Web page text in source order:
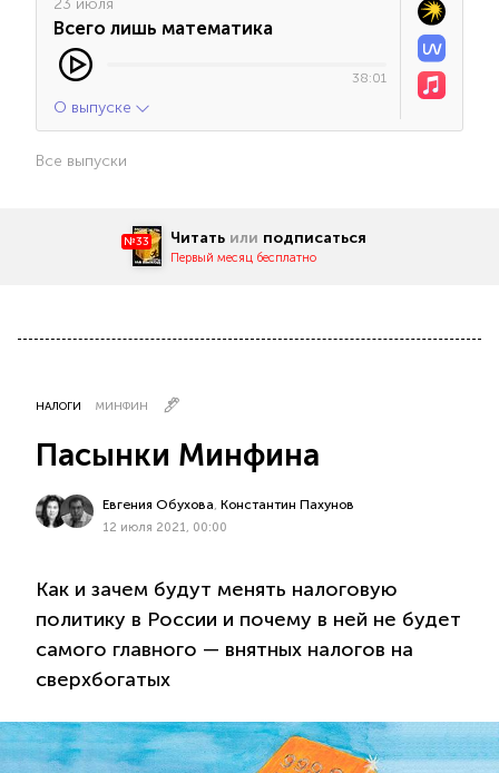
Всего лишь математика
38:01
О выпуске
Все выпуски
№33 Читать или подписаться
Первый месяц бесплатно
НАЛОГИ МИНФИН
Пасынки Минфина
Евгения Обухова Константин Пахунов
12 июля 2021, 00:00
Как и зачем будут менять налоговую
политику в России и почему в ней не будет
самого главного — внятных налогов на
сверхбогатых